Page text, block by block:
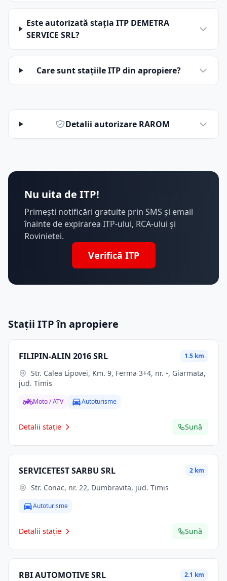
Este autorizată stația ITP DEMETRA
SERVICE SRL?
Care sunt stațiile ITP din apropiere?
Detalii autorizare RAROM
Nu uita de ITP!
Primești notificări gratuite prin SMS și email
înainte de expirarea ITP-ului, RCA-ului și
Rovinietei.
Verifică ITP
Stații ITP în apropiere
FILIPIN-ALIN 2016 SRL 1.5 km
jud. Timis
Moto / ATV Autoturisme
Detalii stație Sună
SERVICETEST SARBU SRL 2 km
Str. Conac, nr. 22, Dumbravita, jud. Timis
Autoturisme
Detalii stație Sună
RBI AUTOMOTIVE SRL 2.1 km